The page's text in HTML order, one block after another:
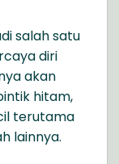
salah satu
diri
akan
hitam,
terutama
lainnya.